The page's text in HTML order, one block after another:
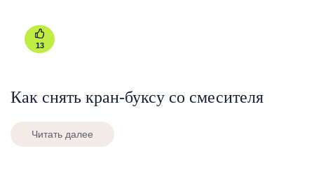
13
Как снять кран-буксу со смесителя
Читать далее